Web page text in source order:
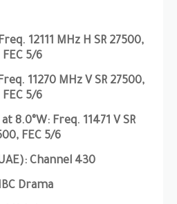
12111 MHz H SR 27500,
FEC 5/6
11270 MHz V SR 27500,
FEC 5/6
8.0°W: Freq. 11471 V SR
FEC 5/6
Channel 430
Drama